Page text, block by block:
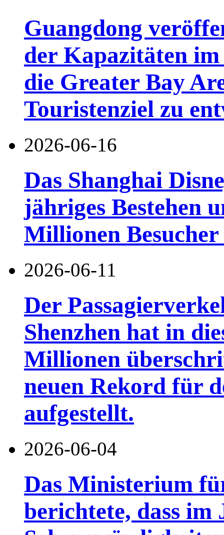
Guangdong
der Kapazitäten
die Greater Bay
Touristenziel zu
2026-06-16
Das Shanghai
jähriges Bestehen
Millionen Besucher
2026-06-11
Der
Shenzhen hat in
Millionen
neuen Rekord für
aufgestellt.
2026-06-04
Das Ministerium
berichtete, dass im